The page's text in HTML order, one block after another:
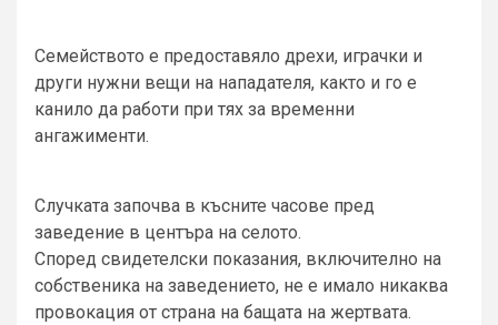
Семейството е предоставяло дрехи, играчки и
други нужни вещи на нападателя, както и го е
канило да работи при тях за временни
ангажименти.
Случката започва в късните часове пред
заведение в центъра на селото.
Според свидетелски показания, включително на
собственика на заведението, не е имало никаква
провокация от страна на бащата на жертвата.